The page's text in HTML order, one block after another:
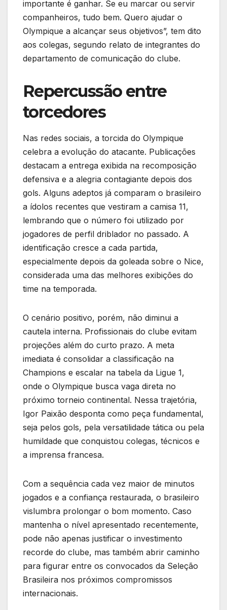
importante é ganhar. Se eu marcar ou servir
companheiros, tudo bem. Quero ajudar o
Olympique a alcançar seus objetivos”, tem dito
aos colegas, segundo relato de integrantes do
departamento de comunicação do clube.
Repercussão entre
torcedores
Nas redes sociais, a torcida do Olympique
celebra a evolução do atacante. Publicações
destacam a entrega exibida na recomposição
defensiva e a alegria contagiante depois dos
gols. Alguns adeptos já comparam o brasileiro
a ídolos recentes que vestiram a camisa 11,
lembrando que o número foi utilizado por
jogadores de perfil driblador no passado. A
identificação cresce a cada partida,
especialmente depois da goleada sobre o Nice,
considerada uma das melhores exibições do
time na temporada.
O cenário positivo, porém, não diminui a
cautela interna. Profissionais do clube evitam
projeções além do curto prazo. A meta
imediata é consolidar a classificação na
Champions e escalar na tabela da Ligue 1,
onde o Olympique busca vaga direta no
próximo torneio continental. Nessa trajetória,
Igor Paixão desponta como peça fundamental,
seja pelos gols, pela versatilidade tática ou pela
humildade que conquistou colegas, técnicos e
a imprensa francesa.
Com a sequência cada vez maior de minutos
jogados e a confiança restaurada, o brasileiro
vislumbra prolongar o bom momento. Caso
mantenha o nível apresentado recentemente,
pode não apenas justificar o investimento
recorde do clube, mas também abrir caminho
para figurar entre os convocados da Seleção
Brasileira nos próximos compromissos
internacionais.